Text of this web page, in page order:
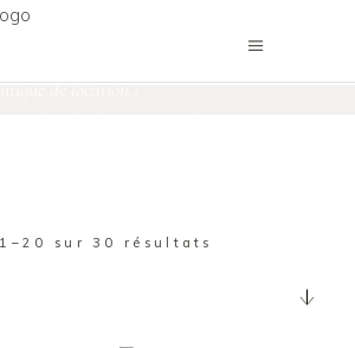
de location/
sur 30 résultats